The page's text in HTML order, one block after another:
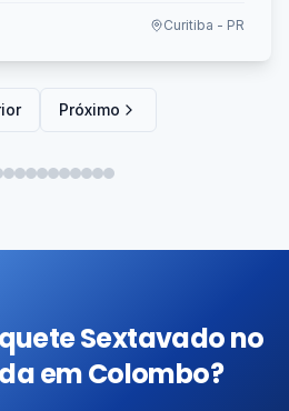
Curitiba - PR
Próximo
Sextavado no
em Colombo?